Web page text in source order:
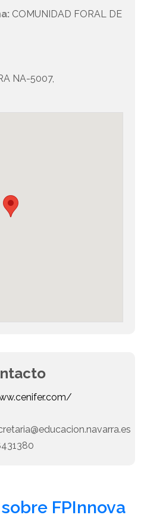
COMUNIDAD FORAL DE
NA-5007,
FPInnova